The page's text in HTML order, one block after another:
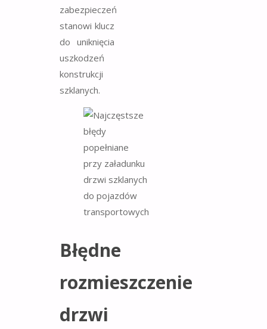
zabezpieczeń
stanowi klucz
do uniknięcia
uszkodzeń
konstrukcji
szklanych.
Błędne
rozmieszczenie
drzwi